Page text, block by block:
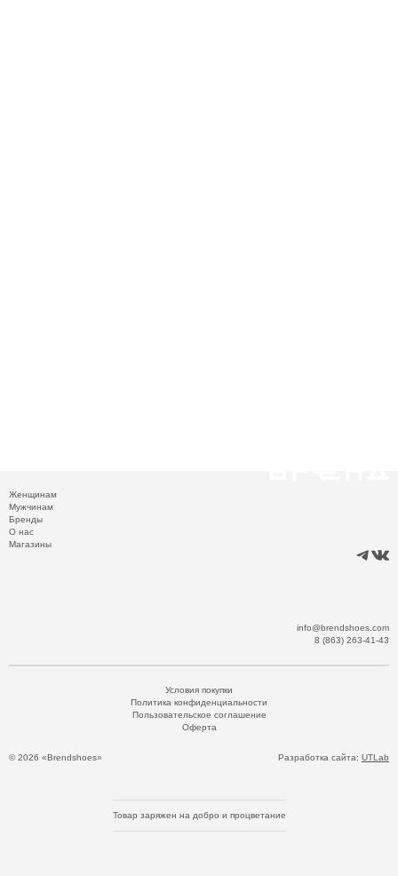
Женщинам
Мужчинам
Бренды
О нас
Магазины
info@brendshoes.com
8 (863) 263-41-43
© 2026 «Brendshoes»
Условия покупки
Политика конфиденциальности
Пользовательское соглашение
Оферта
Разработка сайта: UTLab
Товар заряжен на добро и процветание